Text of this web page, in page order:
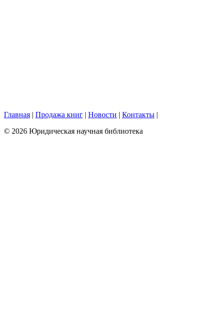
Главная | Продажа книг | Новости | Контакты |
© 2026 Юридическая научная библиотека